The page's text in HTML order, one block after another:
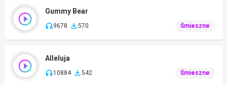
Gummy Bear
9678 570 Śmieszne
Alleluja
10884 542 Śmieszne